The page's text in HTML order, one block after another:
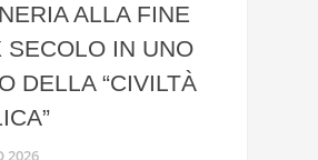
ALLA FINE
SECOLO IN UNO
DELLA “CIVILTÀ
2026